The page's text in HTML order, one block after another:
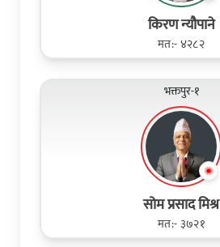
किरण न्यौपाने
मत:- ४२८२
भक्तपुर-१
सोम प्रसाद मिश्र
मत:- ३७२१